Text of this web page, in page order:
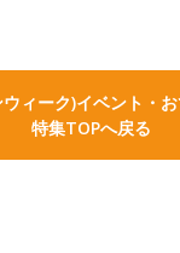
ィーク)イベント・
特集TOPへ戻る